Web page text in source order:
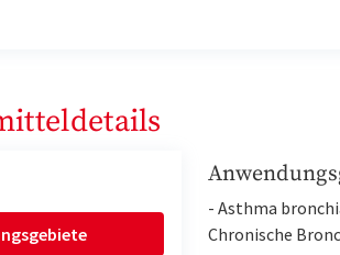
- Asthma
Chronische